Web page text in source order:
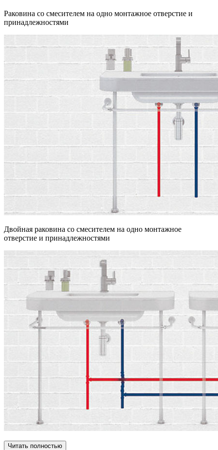
Раковина со смесителем на одно монтажное отверстие и
принадлежностями
Двойная раковина со смесителем на одно монтажное
отверстие и принадлежностями
Читать полностью